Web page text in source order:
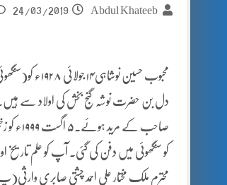
Abdul Khateeb
24/03/2019
محبوب حسین